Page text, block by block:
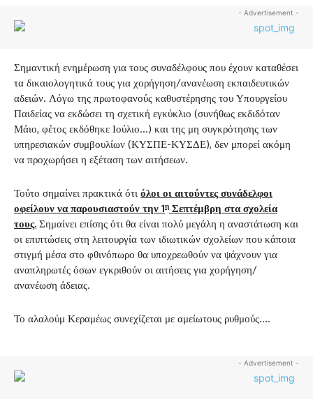
- Advertisement -
Σημαντική ενημέρωση για τους συναδέλφους που έχουν καταθέσει
τα δικαιολογητικά τους για χορήγηση/ανανέωση εκπαιδευτικών
αδειών. Λόγω της πρωτοφανούς καθυστέρησης του Υπουργείου
Παιδείας να εκδώσει τη σχετική εγκύκλιο (συνήθως εκδιδόταν
Μάιο, φέτος εκδόθηκε Ιούλιο…) και της μη συγκρότησης των
υπηρεσιακών συμβουλίων (ΚΥΣΠΕ-ΚΥΣΔΕ), δεν μπορεί ακόμη
να προχωρήσει η εξέταση των αιτήσεων.
Τούτο σημαίνει πρακτικά ότι όλοι οι αιτούντες συνάδελφοι
οφείλουν να παρουσιαστούν την 1η Σεπτέμβρη στα σχολεία
τους. Σημαίνει επίσης ότι θα είναι πολύ μεγάλη η αναστάτωση και
οι επιπτώσεις στη λειτουργία των ιδιωτικών σχολείων που κάποια
στιγμή μέσα στο φθινόπωρο θα υποχρεωθούν να ψάχνουν για
αναπληρωτές όσων εγκριθούν οι αιτήσεις για χορήγηση/
ανανέωση άδειας.
Το αλαλούμ Κεραμέως συνεχίζεται με αμείωτους ρυθμούς….
- Advertisement -